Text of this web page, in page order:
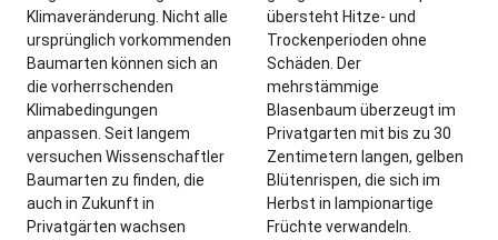
Klimaveränderung. Nicht alle
ursprünglich vorkommenden
Baumarten können sich an
die vorherrschenden
Klimabedingungen
anpassen. Seit langem
versuchen Wissenschaftler
Baumarten zu finden, die
auch in Zukunft in
Privatgärten wachsen
übersteht Hitze- und
Trockenperioden ohne
Schäden. Der
mehrstämmige
Blasenbaum überzeugt im
Privatgarten mit bis zu 30
Zentimetern langen, gelben
Blütenrispen, die sich im
Herbst in lampionartige
Früchte verwandeln.